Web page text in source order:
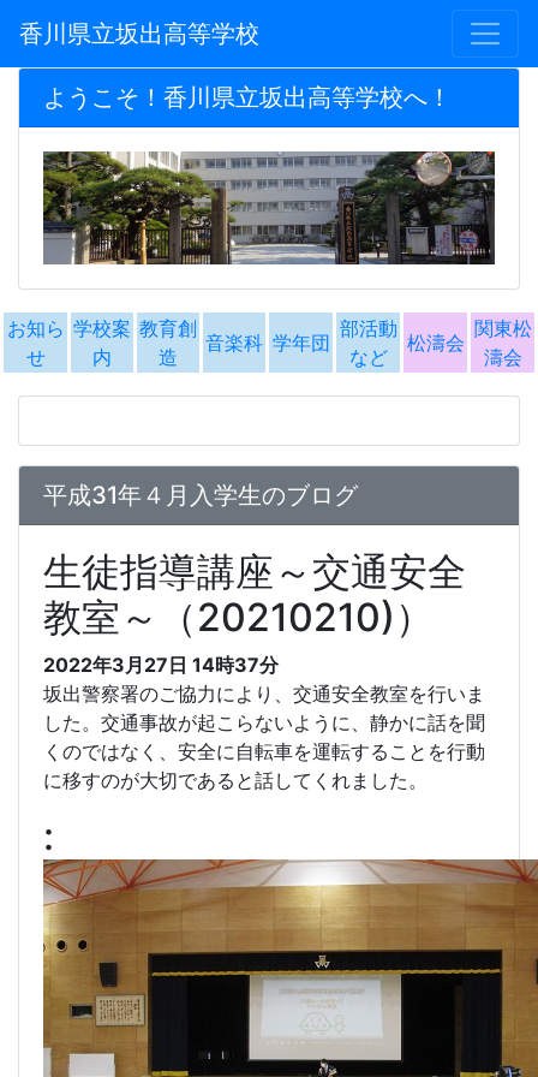
香川県立坂出高等学校
ようこそ！香川県立坂出高等学校へ！
お知ら
せ
学校案
内
教育創
造
音楽科 学年団
部活動
など
松濤会
関東松
濤会
平成31年４月入学生のブログ
生徒指導講座～交通安全
教室～（20210210)）
2022年3月27日 14時37分
坂出警察署のご協力により、交通安全教室を行いま
した。交通事故が起こらないように、静かに話を聞
くのではなく、安全に自転車を運転することを行動
に移すのが大切であると話してくれました。
: